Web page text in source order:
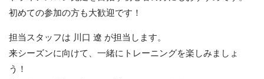
初めての参加の方も大歓迎です！
担当スタッフは 川口 遼 が担当します。
来シーズンに向けて、一緒にトレーニングを楽しみましょ
う！